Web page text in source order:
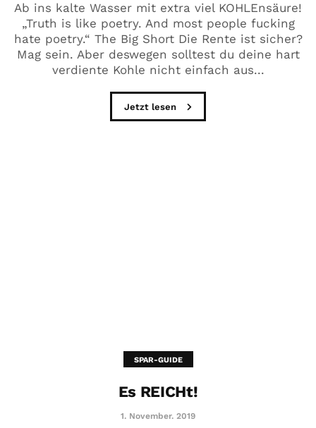
Ab ins kalte Wasser mit extra viel KOHLEnsäure!
„Truth is like poetry. And most people fucking
hate poetry.“ The Big Short Die Rente ist sicher?
Mag sein. Aber deswegen solltest du deine hart
verdiente Kohle nicht einfach aus...
Jetzt lesen
SPAR-GUIDE
Es REICHt!
1. November. 2019